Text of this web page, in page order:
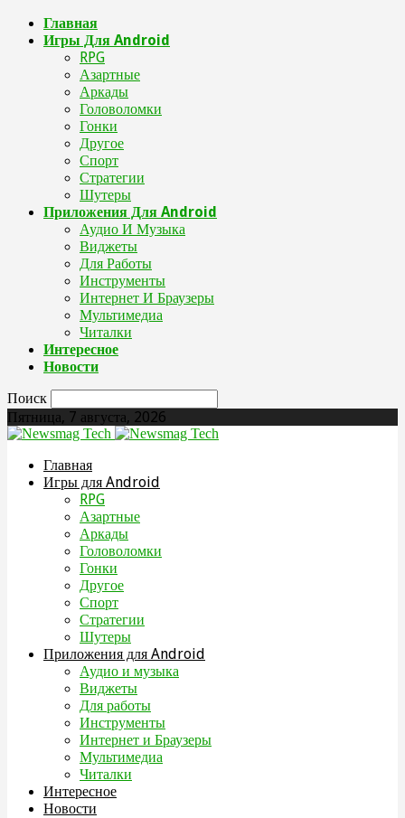
Главная
Игры Для Android
RPG
Азартные
Аркады
Головоломки
Гонки
Другое
Спорт
Стратегии
Шутеры
Приложения Для Android
Аудио И Музыка
Виджеты
Для Работы
Инструменты
Интернет И Браузеры
Мультимедиа
Читалки
Интересное
Новости
Поиск
Пятница, 7 августа, 2026
Главная
Игры для Android
RPG
Азартные
Аркады
Головоломки
Гонки
Другое
Спорт
Стратегии
Шутеры
Приложения для Android
Аудио и музыка
Виджеты
Для работы
Инструменты
Интернет и Браузеры
Мультимедиа
Читалки
Интересное
Новости